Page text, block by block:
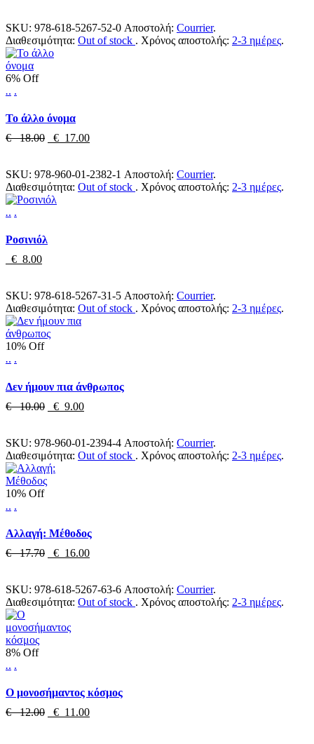
SKU: 978-618-5267-52-0 Αποστολή: Courrier.
Διαθεσιμότητα: Out of stock . Χρόνος αποστολής: 2-3 ημέρες.
6% Off
.. .
Το άλλο όνομα
€ 18.00
€ 17.00
SKU: 978-960-01-2382-1 Αποστολή: Courrier.
Διαθεσιμότητα: Out of stock . Χρόνος αποστολής: 2-3 ημέρες.
.. .
Ροσινιόλ
€ 8.00
SKU: 978-618-5267-31-5 Αποστολή: Courrier.
Διαθεσιμότητα: Out of stock . Χρόνος αποστολής: 2-3 ημέρες.
10% Off
.. .
Δεν ήμουν πια άνθρωπος
€ 10.00
€ 9.00
SKU: 978-960-01-2394-4 Αποστολή: Courrier.
Διαθεσιμότητα: Out of stock . Χρόνος αποστολής: 2-3 ημέρες.
10% Off
.. .
Αλλαγή: Μέθοδος
€ 17.70
€ 16.00
SKU: 978-618-5267-63-6 Αποστολή: Courrier.
Διαθεσιμότητα: Out of stock . Χρόνος αποστολής: 2-3 ημέρες.
8% Off
.. .
Ο μονοσήμαντος κόσμος
€ 12.00
€ 11.00